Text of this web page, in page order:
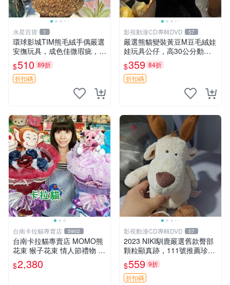
水星百貨 1
環球影城TIM熊毛絨手偶嚴選
安撫玩具，成色佳微瑕疵，贈
小禮物超值優惠 TIM熊 毛絨
手偶 安撫 toy 嚴選
$510 89折
折扣碼
影視動漫CD專輯DVD 57
嚴選熊貓變裝黃豆M豆毛絨娃
娃玩具公仔，高30公分動漫
周邊 熊貓 變裝 公仔
$359 84折
折扣碼
台南卡拉貓專賣店 5902
台南卡拉貓專賣店 MOMO熊
花束 猴子花束 情人節禮物 二
選一 可繡字 可今天寄明天到
$2,380
影視動漫CD專輯DVD 57
2023 NIKI馴鹿嚴選舊款臀部
顆粒顯真跡，111號推薦珍藏
品 馴鹿 舊款 尾巴顆粒
$559 9折
折扣碼